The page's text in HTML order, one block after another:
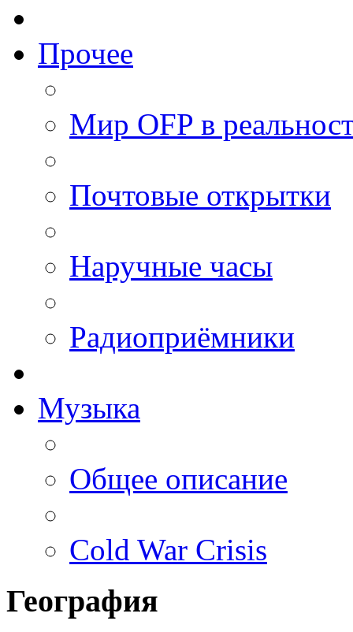
Прочее
Мир OFP в
Почтовые открытки
Наручные часы
Радиоприёмники
Музыка
Общее описание
Cold War Crisis
География